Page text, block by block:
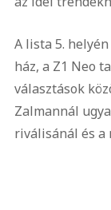
A lista 5.
ház, a Z1 Neo
választások
Zalmannál
riválisánál és a